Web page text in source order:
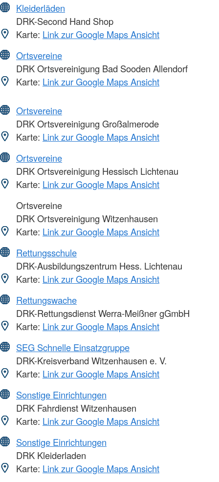
Kleiderläden
DRK-Second Hand Shop
Karte: Link zur Google Maps Ansicht
Ortsvereine
DRK Ortsvereinigung Bad Sooden Allendorf
Karte: Link zur Google Maps Ansicht
Ortsvereine
DRK Ortsvereinigung Großalmerode
Karte: Link zur Google Maps Ansicht
Ortsvereine
DRK Ortsvereinigung Hessisch Lichtenau
Karte: Link zur Google Maps Ansicht
Ortsvereine
DRK Ortsvereinigung Witzenhausen
Karte: Link zur Google Maps Ansicht
Rettungsschule
DRK-Ausbildungszentrum Hess. Lichtenau
Karte: Link zur Google Maps Ansicht
Rettungswache
DRK-Rettungsdienst Werra-Meißner gGmbH
Karte: Link zur Google Maps Ansicht
SEG Schnelle Einsatzgruppe
DRK-Kreisverband Witzenhausen e. V.
Karte: Link zur Google Maps Ansicht
Sonstige Einrichtungen
DRK Fahrdienst Witzenhausen
Karte: Link zur Google Maps Ansicht
Sonstige Einrichtungen
DRK Kleiderladen
Karte: Link zur Google Maps Ansicht